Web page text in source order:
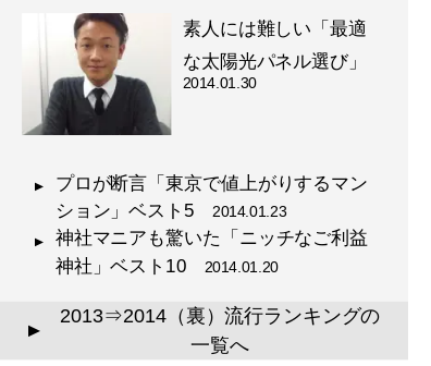
素人には難しい「最適
な太陽光パネル選び」
2014.01.30
プロが断言「東京で値上がりするマン
ション」ベスト5
2014.01.23
神社マニアも驚いた「ニッチなご利益
神社」ベスト10 2014.01.20
▲
2013⇒2014（裏）流行ランキングの
一覧へ